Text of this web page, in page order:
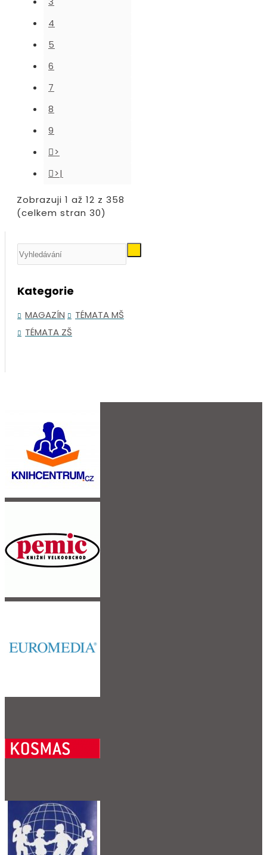
4
5
6
7
8
9
>
>|
Zobrazuji 1 až 12 z 358
(celkem stran 30)
Kategorie
MAGAZÍN
TÉMATA MŠ
TÉMATA ZŠ